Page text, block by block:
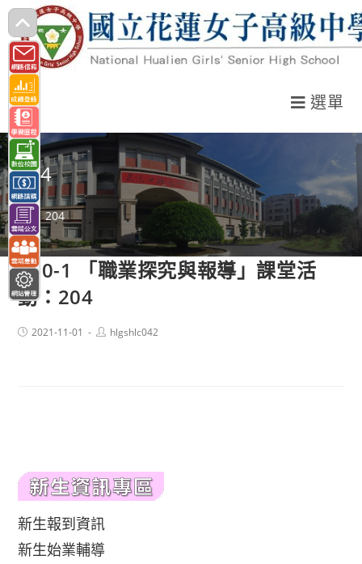
跳
轉
至
主
要
內
容
選單
204
> 204
110-1 「職業探究與報導」課堂活
動：204
Post2021-11-01
Posthlgshlc042
新生報到資訊
新生始業輔導